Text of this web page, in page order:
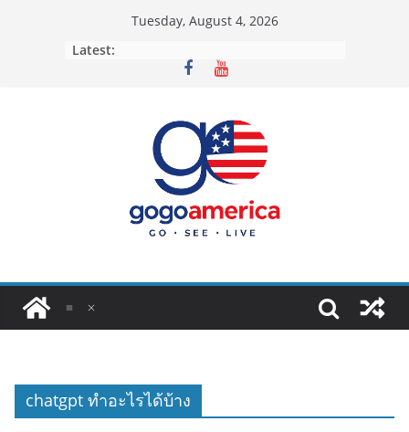
Tuesday, August 4, 2026
Latest:
chatgpt ทำอะไรได้บ้าง